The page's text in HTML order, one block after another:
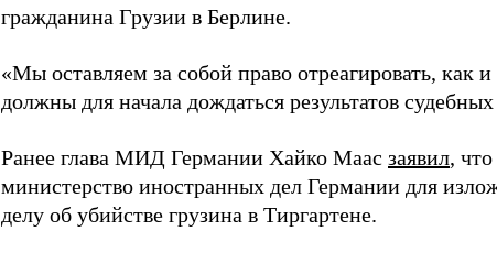
гражданина Грузии в Берлине.
«Мы оставляем за собой право отреагировать, как
должны для начала дождаться результатов
Ранее глава МИД Германии Хайко Маас заявил,
министерство иностранных дел Германии для
делу об убийстве грузина в Тиргартене.